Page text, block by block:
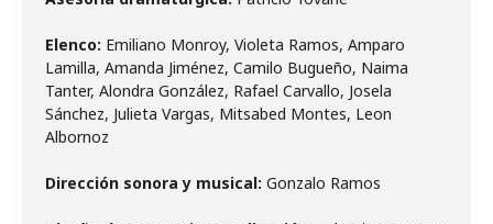
Elenco: Emiliano Monroy, Violeta Ramos, Amparo
Lamilla, Amanda Jiménez, Camilo Bugueño, Naima
Tanter, Alondra González, Rafael Carvallo, Josela
Sánchez, Julieta Vargas, Mitsabed Montes, Leon
Albornoz
Dirección sonora y musical: Gonzalo Ramos